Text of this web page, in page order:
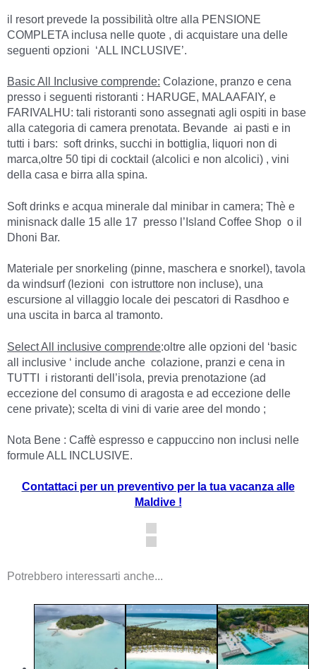
il resort prevede la possibilità oltre alla PENSIONE
COMPLETA inclusa nelle quote , di acquistare una delle
seguenti opzioni ‘ALL INCLUSIVE’.
Basic All Inclusive comprende: Colazione, pranzo e cena
presso i seguenti ristoranti : HARUGE, MALAAFAIY, e
FARIVALHU: tali ristoranti sono assegnati agli ospiti in base
alla categoria di camera prenotata. Bevande ai pasti e in
tutti i bars: soft drinks, succhi in bottiglia, liquori non di
marca,oltre 50 tipi di cocktail (alcolici e non alcolici) , vini
della casa e birra alla spina.
Soft drinks e acqua minerale dal minibar in camera; Thè e
minisnack dalle 15 alle 17 presso l’Island Coffee Shop o il
Dhoni Bar.
Materiale per snorkeling (pinne, maschera e snorkel), tavola
da windsurf (lezioni con istruttore non incluse), una
escursione al villaggio locale dei pescatori di Rasdhoo e
una uscita in barca al tramonto.
Select All inclusive comprende:oltre alle opzioni del ‘basic
all inclusive ‘ include anche colazione, pranzi e cena in
TUTTI i ristoranti dell’isola, previa prenotazione (ad
eccezione del consumo di aragosta e ad eccezione delle
cene private); scelta di vini di varie aree del mondo ;
Nota Bene : Caffè espresso e cappuccino non inclusi nelle
formule ALL INCLUSIVE.
Contattaci per un preventivo per la tua vacanza alle
Maldive !
Potrebbero interessarti anche...